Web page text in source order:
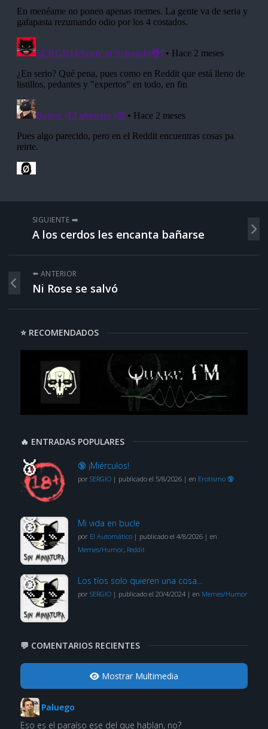
SIGUIENTE ➡️
A los cerdos les encanta bañarse
⬅️ ANTERIOR
Ni Rose se salvó
⭐ RECOMENDADOS
🔥 ENTRADAS POPULARES
🔞 ¡Miérculos!
por SERGIO| publicado el 5/8/2026| en Erotismo 🔞
Mi vida en bucle
por El Automático| publicado el 4/8/2026| en
Memes/Humor, Reddit
Los tíos solo quieren una cosa…
por SERGIO| publicado el 20/4/2024| en Memes/Humor
💬 COMENTARIOS RECIENTES
Mostrar Multimedia
Paluego
Eso es el paraíso ese del que hablan, no?